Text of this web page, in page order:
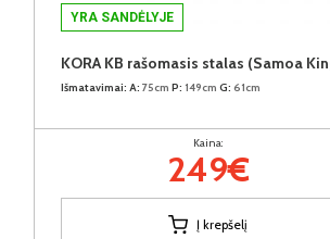
YRA SANDĖLYJE
KORA KB rašomasis stalas (Samoa
Išmatavimai: A: 75cm P: 149cm G: 61cm
Kaina:
249€
Į krepšelį